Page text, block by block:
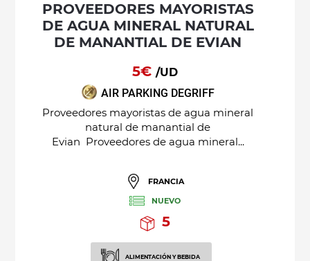
PROVEEDORES MAYORISTAS
DE AGUA MINERAL NATURAL
DE MANANTIAL DE EVIAN
5€ /UD
AIR PARKING DEGRIFF
Proveedores mayoristas de agua mineral
natural de manantial de
Evian Proveedores de agua mineral...
FRANCIA
NUEVO
5
ALIMENTACIÓN Y BEBIDA